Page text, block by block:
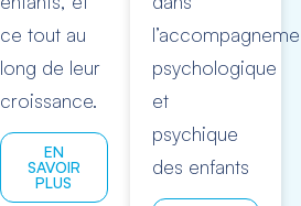
ce tout au
long de leur
croissance.
EN
SAVOIR
PLUS
psychologique
et
psychique
des enfants